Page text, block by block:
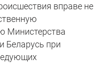
вправе не
Министерства
Беларусь при